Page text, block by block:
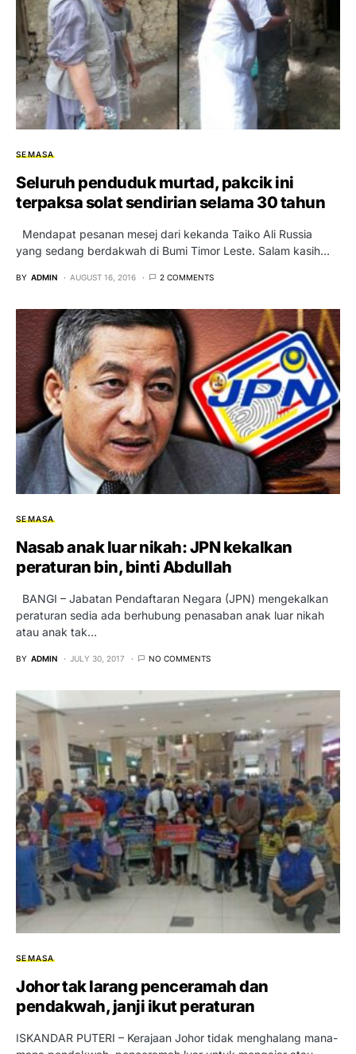
SEMASA
Seluruh penduduk murtad, pakcik ini
terpaksa solat sendirian selama 30 tahun
Mendapat pesanan mesej dari kekanda Taiko Ali Russia
yang sedang berdakwah di Bumi Timor Leste. Salam kasih…
BY ADMIN AUGUST 16, 2016 2 COMMENTS
SEMASA
Nasab anak luar nikah: JPN kekalkan
peraturan bin, binti Abdullah
BANGI – Jabatan Pendaftaran Negara (JPN) mengekalkan
peraturan sedia ada berhubung penasaban anak luar nikah
atau anak tak…
BY ADMIN JULY 30, 2017 NO COMMENTS
SEMASA
Johor tak larang penceramah dan
pendakwah, janji ikut peraturan
ISKANDAR PUTERI – Kerajaan Johor tidak menghalang mana-